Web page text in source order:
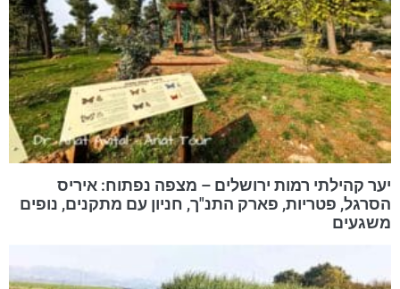
יער קהילתי רמות ירושלים – מצפה נפתוח: איריס
הסרגל, פטריות, פארק התנ"ך, חניון עם מתקנים, נופים
משגעים